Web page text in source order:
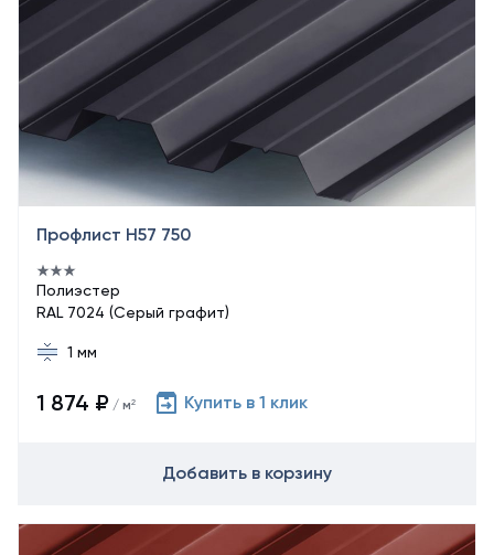
Профлист Н57 750
Полиэстер
RAL 7024 (Серый графит)
1 мм
1 874 ₽ / м² Купить в 1 клик
Добавить в корзину